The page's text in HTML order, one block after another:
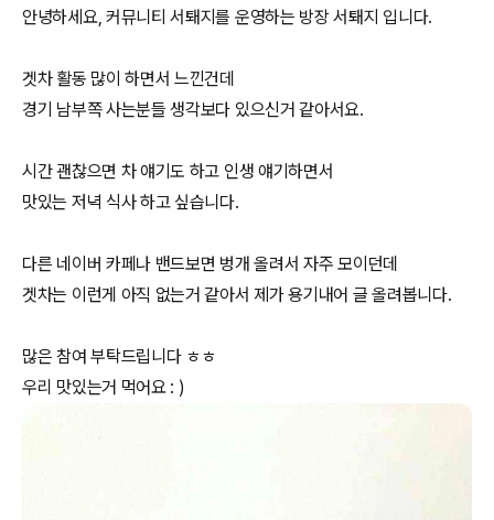
안녕하세요, 커뮤니티 서퇘지를 운영하는 방장 서퇘지 입니다.
겟차 활동 많이 하면서 느낀건데
경기 남부쪽 사는분들 생각보다 있으신거 같아서요.
시간 괜찮으면 차 얘기도 하고 인생 얘기하면서
맛있는 저녁 식사 하고 싶습니다.
다른 네이버 카페나 밴드보면 벙개 올려서 자주 모이던데
겟차는 이런게 아직 없는거 같아서 제가 용기내어 글 올려봅니다.
많은 참여 부탁드립니다 ㅎㅎ
우리 맛있는거 먹어요 : )